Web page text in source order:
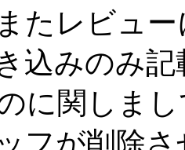
たレビュー
込みのみ記
に関しま
フが削除さ